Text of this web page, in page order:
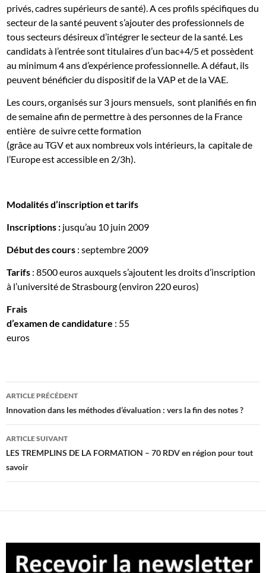
privés, cadres supérieurs de santé). A ces profils spécifiques du
secteur de la santé peuvent s’ajouter des professionnels de
tous secteurs désireux d’intégrer le secteur de la santé. Les
candidats à l’entrée sont titulaires d’un bac+4/5 et possèdent
au minimum 4 ans d’expérience professionnelle. A défaut, ils
peuvent bénéficier du dispositif de la VAP et de la VAE.
Les cours, organisés sur 3 jours mensuels, sont planifiés en fin
de semaine afin de permettre à des personnes de la France
entière de suivre cette formation
(grâce au TGV et aux nombreux vols intérieurs, la capitale de
l’Europe est accessible en 2/3h).
Modalités d’inscription et tarifs
Inscriptions : jusqu’au 10 juin 2009
Début des cours : septembre 2009
Tarifs : 8500 euros auxquels s’ajoutent les droits d’inscription
à l’université de Strasbourg (environ 220 euros)
Frais
d’examen de candidature : 55
euros
Navigation
des
articles
ARTICLE PRÉCÉDENT
Innovation dans les méthodes d’évaluation : vers la fin des notes ?
ARTICLE SUIVANT
LES TREMPLINS DE LA FORMATION – 70 RDV en région pour tout
savoir